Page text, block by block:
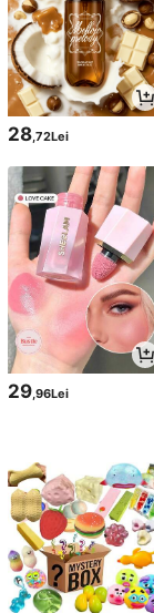
28,72Lei
29,96Lei